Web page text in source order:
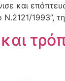
και
Ν.2121/1993”,